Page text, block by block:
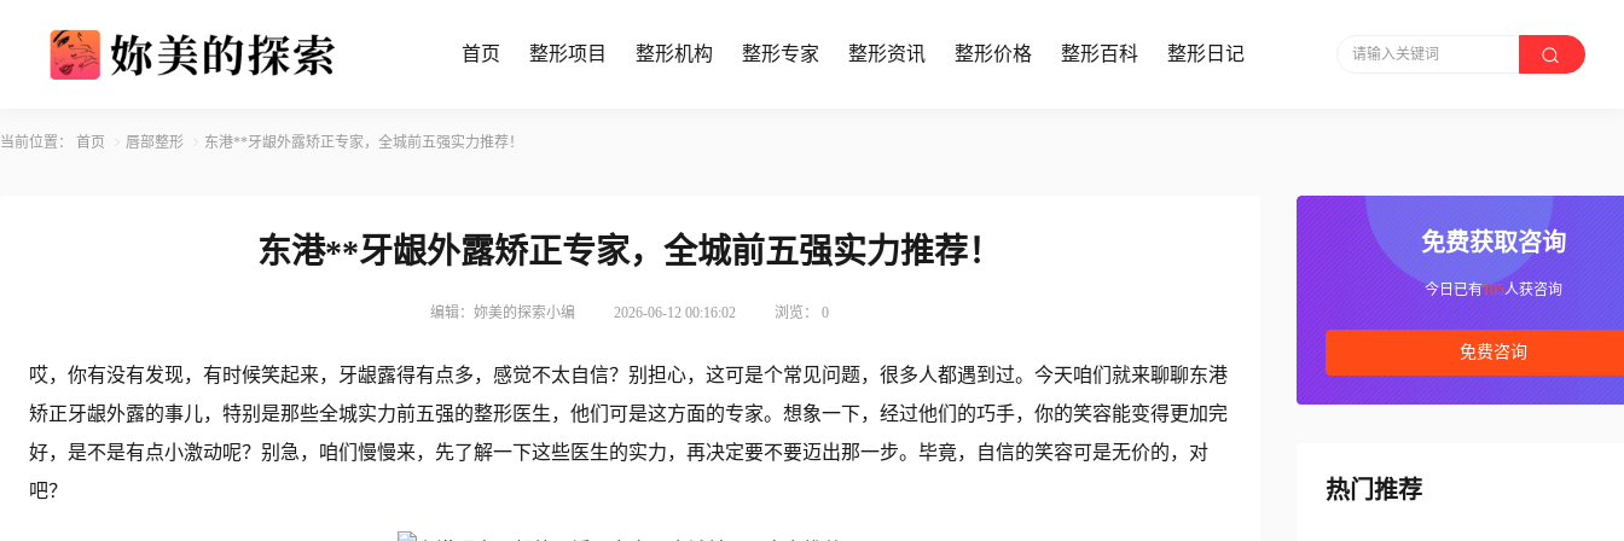
首页 整形项目 整形机构 整形专家 整形资讯 整形价格 整形百科 整形日记 请输入关键词
当前位置： 首页 唇部整形 东港**牙龈外露矫正专家，全城前五强实力推荐！
东港**牙龈外露矫正专家，全城前五强实力推荐！
编辑：妳美的探索小编 2026-06-12 00:16:02 浏览：0
哎，你有没有发现，有时候笑起来，牙龈露得有点多，感觉不太自信？别担心，这可是个常见问题，很多人都遇到过。今天咱们就来聊聊东港
矫正牙龈外露的事儿，特别是那些全城实力前五强的整形医生，他们可是这方面的专家。想象一下，经过他们的巧手，你的笑容能变得更加完
好，是不是有点小激动呢？别急，咱们慢慢来，先了解一下这些医生的实力，再决定要不要迈出那一步。毕竟，自信的笑容可是无价的，对
吧？
免费获取咨询
今日已有105人获咨询
免费咨询
热门推荐